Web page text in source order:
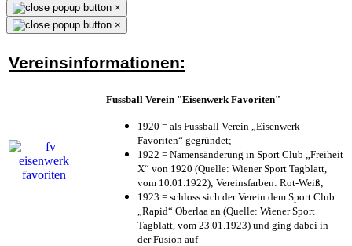
×
×
Vereinsinformationen:
Fussball Verein "Eisenwerk Favoriten"
1920 = als Fussball Verein „Eisenwerk
Favoriten“ gegründet;
1922 = Namensänderung in Sport Club „Freiheit
X“ von 1920 (Quelle: Wiener Sport Tagblatt,
vom 10.01.1922); Vereinsfarben: Rot-Weiß;
1923 = schloss sich der Verein dem Sport Club
„Rapid“ Oberlaa an (Quelle: Wiener Sport
Tagblatt, vom 23.01.1923) und ging dabei in
der Fusion auf